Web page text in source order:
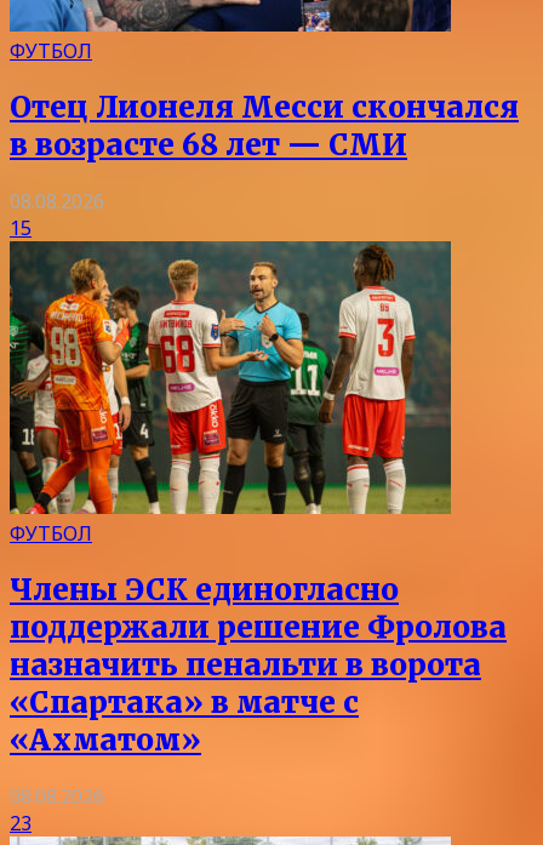
ФУТБОЛ
Отец Лионеля Месси скончался
в возрасте 68 лет — СМИ
08.08.2026
15
ФУТБОЛ
Члены ЭСК единогласно
поддержали решение Фролова
назначить пенальти в ворота
«Спартака» в матче с
«Ахматом»
08.08.2026
23